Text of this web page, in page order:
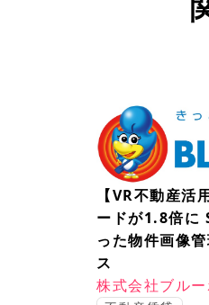
【VR不動産
ードが1.8倍に
った物件画像
ス
株式会社ブル